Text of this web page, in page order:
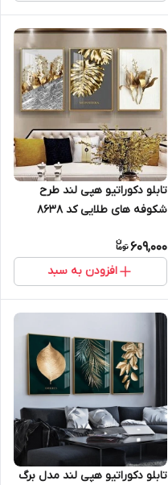
تابلو دکوراتیو هپی لند طرح
شکوفه های طلایی کد 8638
609,000
افزودن به سبد
تابلو دکوراتیو هپی لند مدل برگ